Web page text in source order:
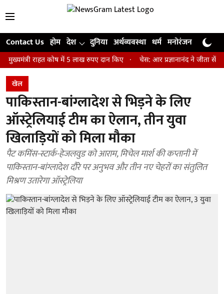
Contact Us होम देश दुनिया अर्थव्यवस्था धर्म मनोरंजन खेल
राहत कोष में 5 लाख रुपए दान किए चेस: आर प्रज्ञानानंद ने जीता सेंट लुइस
खेल
पाकिस्तान-बांग्लादेश से भिड़ने के लिए
ऑस्ट्रेलियाई टीम का ऐलान, तीन युवा
खिलाड़ियों को मिला मौका
पैट कमिंस-स्टार्क-हेजलवुड को आराम, मिचेल मार्श की कप्तानी में
पाकिस्तान-बांग्लादेश दौरे पर अनुभव और तीन नए चेहरों का संतुलित
मिश्रण उतारेगा ऑस्ट्रेलिया